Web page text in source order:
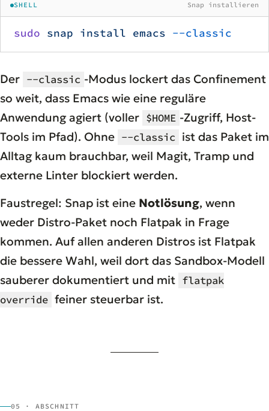
SHELL Snap installieren
sudo snap install emacs --classic
Der --classic -Modus lockert das Confinement
so weit, dass Emacs wie eine reguläre
Anwendung agiert (voller $HOME -Zugriff, Host-
Tools im Pfad). Ohne --classic ist das Paket im
Alltag kaum brauchbar, weil Magit, Tramp und
externe Linter blockiert werden.
Faustregel: Snap ist eine Notlösung, wenn
weder Distro-Paket noch Flatpak in Frage
kommen. Auf allen anderen Distros ist Flatpak
die bessere Wahl, weil dort das Sandbox-Modell
sauberer dokumentiert und mit flatpak
override feiner steuerbar ist.
05 · ABSCHNITT